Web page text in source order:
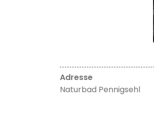
Adresse
Naturbad Pennigsehl